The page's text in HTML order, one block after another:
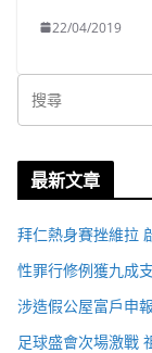
22/04/2019
最新文章
拜仁熱身賽挫維拉
性罪行修例獲九成
涉造假公屋富戶申
足球盛會次場激戰